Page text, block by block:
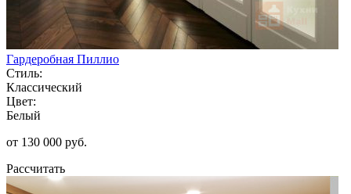
Гардеробная Пиллио
Стиль:
Классический
Цвет:
Белый
от 130 000 руб.
Рассчитать